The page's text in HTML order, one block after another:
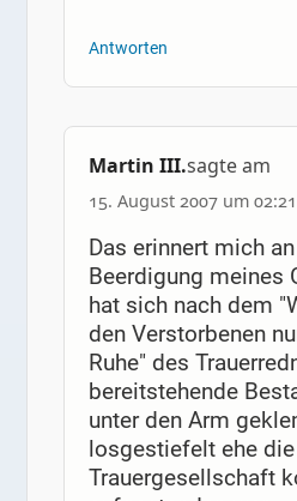
Antworten
Martin III.sagte am
15. August 2007 um 02:21
Das erinnert mich
Beerdigung meines
hat sich nach dem
den Verstorbenen
Ruhe" des
bereitstehende
unter den Arm
losgestiefelt ehe die
Trauergesellschaft